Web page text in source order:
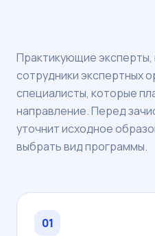
Практикующие
сотрудники экспертных
специалисты, которые
направление. Перед
уточнит исходное
выбрать вид программы.
01